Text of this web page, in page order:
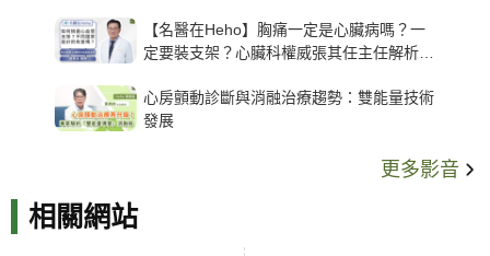
【名醫在Heho】胸痛一定是心臟病嗎？一
定要裝支架？心臟科權威張其任主任解析支
心房顫動診斷與消融治療趨勢：雙能量技術
發展
更多影音
相關網站